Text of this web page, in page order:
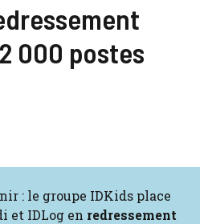
000 postes
: le groupe IDKids place
et IDLog en redressement